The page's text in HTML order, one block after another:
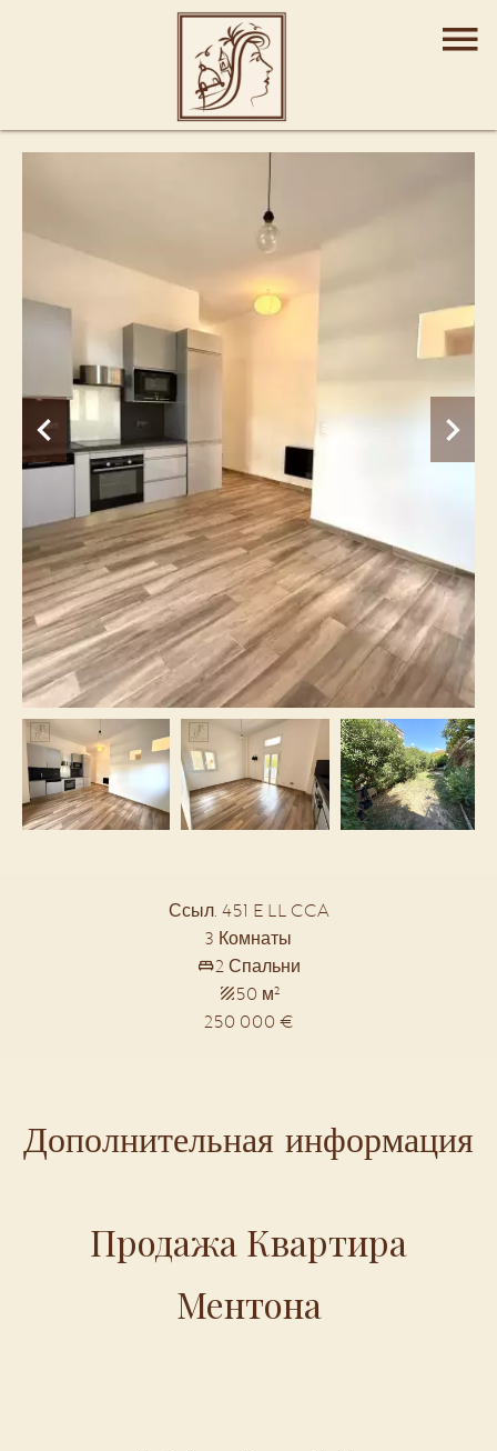
Ссыл. 451 E LL CCA
3 Комнаты
2 Спальни
50 м²
250 000 €
Дополнительная информация
Продажа Квартира
Ментона